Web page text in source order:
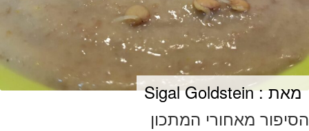
המותגים שלנו
מתנות לחנוכת בית
מתנות למטבח
מתכונים שלכם
מאמרים
עגלת קניות
מאת : Sigal Goldstein
הסיפור מאחורי המתכון